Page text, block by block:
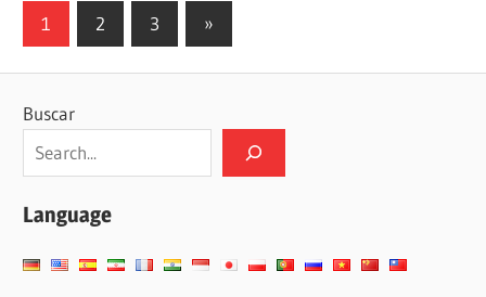
Paginación
entradas
1 2 3
Siguientes
entradas
»
Buscar
Language